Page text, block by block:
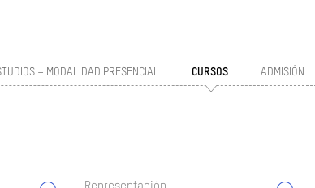
– MODALIDAD PRESENCIAL CURSOS ADMISIÓN